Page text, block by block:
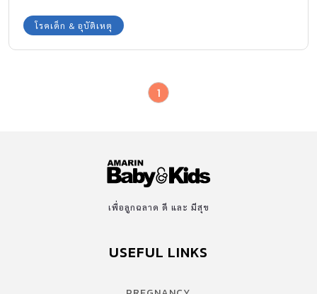
โรคเด็ก & อุบัติเหตุ
1
เพื่อลูกฉลาด ดี และ มีสุข
USEFUL LINKS